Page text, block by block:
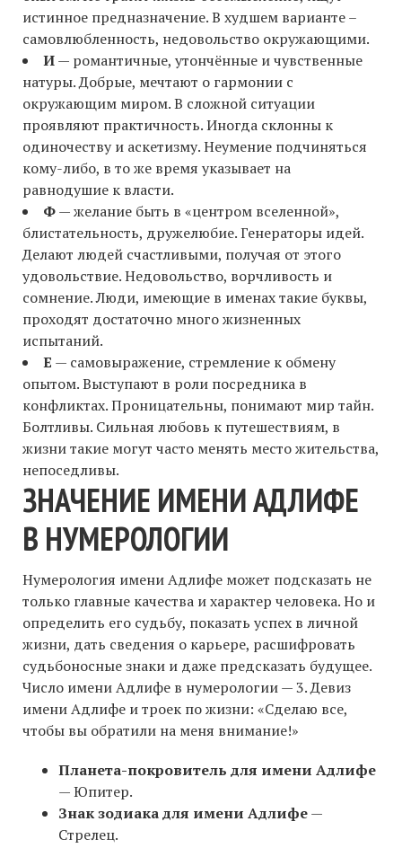
истинное предназначение. В худшем варианте –
самовлюбленность, недовольство окружающими.
И— романтичные, утончённые и чувственные
натуры. Добрые, мечтают о гармонии с
окружающим миром. В сложной ситуации
проявляют практичность. Иногда склонны к
одиночеству и аскетизму. Неумение подчиняться
кому-либо, в то же время указывает на
равнодушие к власти.
Ф— желание быть в «центром вселенной»,
блистательность, дружелюбие. Генераторы идей.
Делают людей счастливыми, получая от этого
удовольствие. Недовольство, ворчливость и
сомнение. Люди, имеющие в именах такие буквы,
проходят достаточно много жизненных
испытаний.
Е — самовыражение, стремление к обмену
опытом. Выступают в роли посредника в
конфликтах. Проницательны, понимают мир тайн.
Болтливы. Сильная любовь к путешествиям, в
жизни такие могут часто менять место жительства,
непоседливы.
ЗНАЧЕНИЕ ИМЕНИ АДЛИФЕ
В НУМЕРОЛОГИИ
Нумерология имени Адлифе может подсказать не
только главные качества и характер человека. Но и
определить его судьбу, показать успех в личной
жизни, дать сведения о карьере, расшифровать
судьбоносные знаки и даже предсказать будущее.
Число имени Адлифе в нумерологии — 3. Девиз
имени Адлифе и троек по жизни: «Сделаю все,
чтобы вы обратили на меня внимание!»
Планета-покровитель для имени Адлифе
— Юпитер.
Знак зодиака для имени Адлифе—
Стрелец.